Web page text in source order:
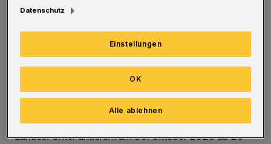
Am 30. Oktober im LCB
Stoppoks „Rund-Reise“ führt auch nach
Wuppertal
Stoppok hat Geburtstag und feiert auf den Bühnen des
Landes. Unter anderem am 30. Oktober 2026 ab 20
Datenschutz
Einstellungen
Alle ablehnen
OK